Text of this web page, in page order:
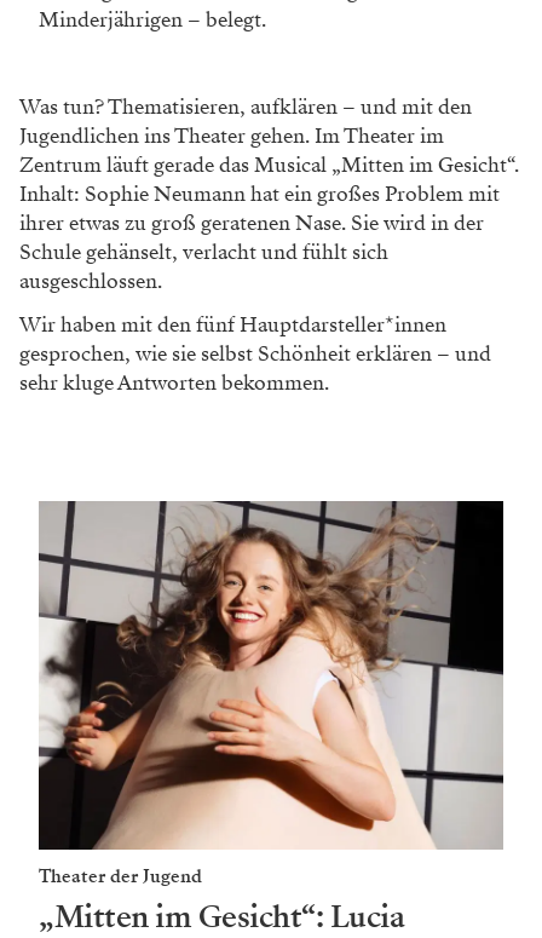
Minderjährigen – belegt.
Was tun? Thematisieren, aufklären – und mit den
Jugendlichen ins Theater gehen. Im Theater im
Zentrum läuft gerade das Musical „Mitten im Gesicht“.
Inhalt: Sophie Neumann hat ein großes Problem mit
ihrer etwas zu groß geratenen Nase. Sie wird in der
Schule gehänselt, verlacht und fühlt sich
ausgeschlossen.
Wir haben mit den fünf Hauptdarsteller*innen
gesprochen, wie sie selbst Schönheit erklären – und
sehr kluge Antworten bekommen.
Theater der Jugend
„Mitten im Gesicht“: Lucia